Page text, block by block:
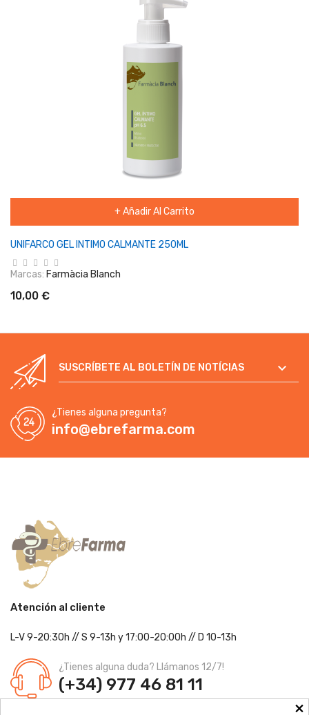
+ Añadir Al Carrito
UNIFARCO GEL INTIMO CALMANTE 250ML
Marcas: Farmàcia Blanch
10,00 €
SUSCRÍBETE AL BOLETÍN DE NOTÍCIAS 
¿Tienes alguna pregunta?
info@ebrefarma.com
Atención al cliente
L-V 9-20:30h // S 9-13h y 17:00-20:00h // D 10-13h
¿Tienes alguna duda? Llámanos 12/7!
(+34) 977 46 81 11
×